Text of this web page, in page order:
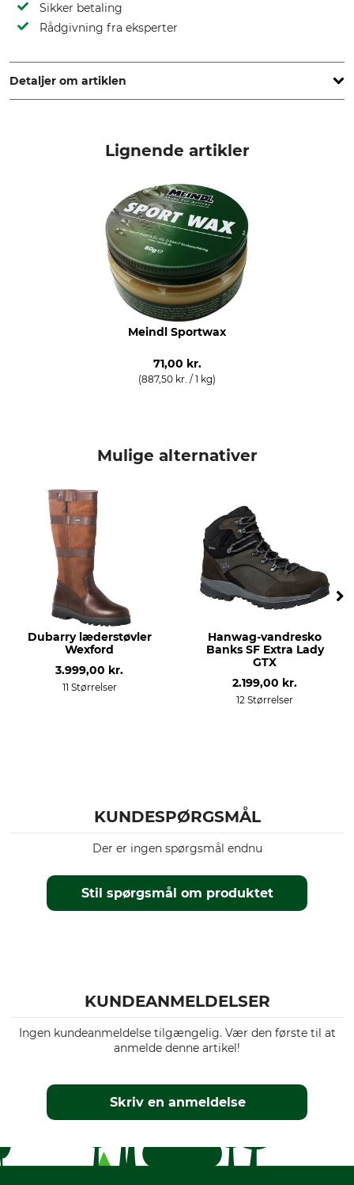
Sikker betaling
Rådgivning fra eksperter
Detaljer om artiklen
Vandring
Fritid
Trekkingture
udtagelig indlægssål
Memory-Foam-System
damer
Vandtæthed
vandtæt
produktion
Made in Germany
Skostørrelse
Lignende artikler
Meindl Sportwax
71,00 kr.
(887,50 kr. / 1 kg)
Mulige alternativer
Dubarry læderstøvler
Wexford
3.999,00 kr.
11 Størrelser
Hanwag-vandresko
Banks SF Extra Lady
GTX
2.199,00 kr.
12 Størrelser
KUNDESPØRGSMÅL
Stil spørgsmål om produktet
Der er ingen spørgsmål endnu
KUNDEANMELDELSER
Ingen kundeanmeldelse tilgængelig. Vær den første til at
anmelde denne artikel!
Skriv en anmeldelse